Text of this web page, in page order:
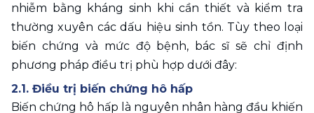
nhiễm bằng kháng sinh khi cần thiết và kiểm tra
thường xuyên các dấu hiệu sinh tồn. Tùy theo loại
biến chứng và mức độ bệnh, bác sĩ sẽ chỉ định
phương pháp điều trị phù hợp dưới đây:
2.1. Điều trị biến chứng hô hấp
Biến chứng hô hấp là nguyên nhân hàng đầu khiến